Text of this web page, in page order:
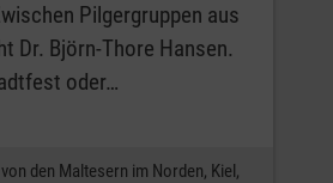
Pilgergruppen aus
Dr. Björn-Thore Hansen.
oder…
den Maltesern im Norden, Kiel,